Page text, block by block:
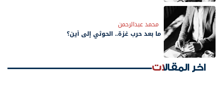
محمد عبدالرحمن
ما بعد حرب غزة.. الحوثي إلى أين؟
اخر المقالات